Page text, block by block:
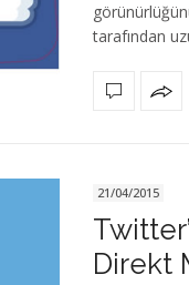
tarafından
21/04/2015
Direkt